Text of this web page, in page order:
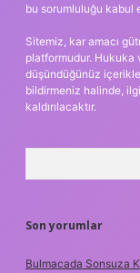
bu sorumluluğu kabul
Sitemiz, kar amacı
platformudur. Hukuka
düşündüğünüz
bildirmeniz halinde,
kaldırılacaktır.
Son yorumlar
Bulmacada Sonsuza